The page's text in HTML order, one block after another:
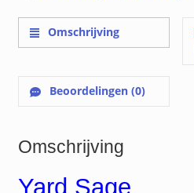
Omschrijving
Beoordelingen (0)
Omschrijving
Yard Sage